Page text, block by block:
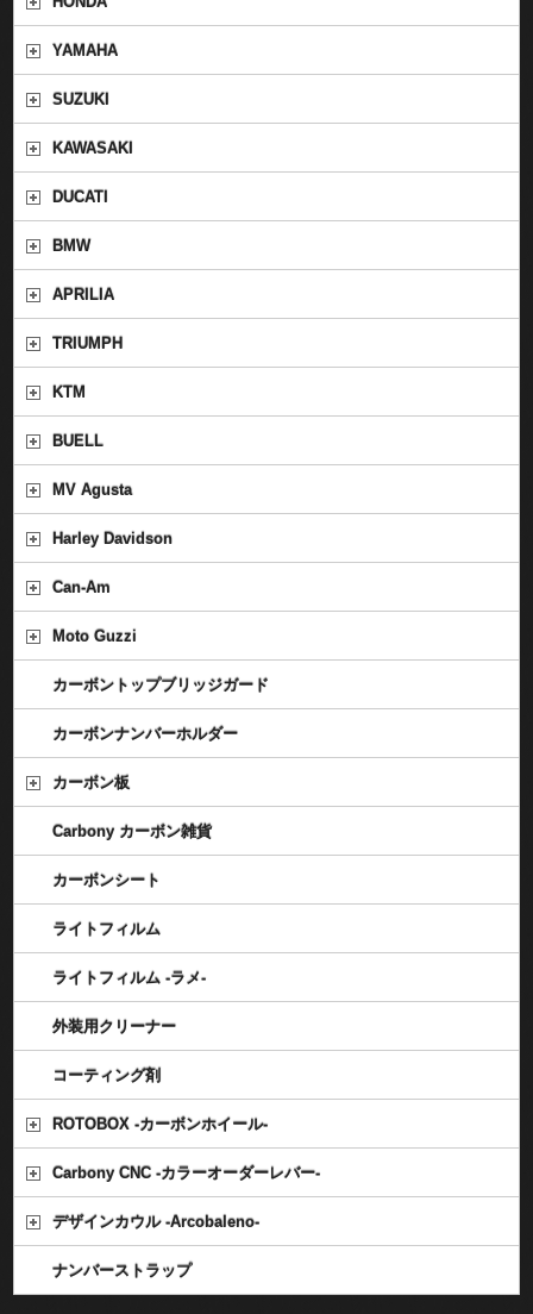
YAMAHA
SUZUKI
KAWASAKI
DUCATI
BMW
APRILIA
TRIUMPH
KTM
BUELL
MV Agusta
Harley Davidson
Can-Am
Moto Guzzi
カーボントップブリッジガード
カーボンナンバーホルダー
カーボン板
Carbony カーボン雑貨
カーボンシート
ライトフィルム
ライトフィルム -ラメ-
外装用クリーナー
コーティング剤
ROTOBOX -カーボンホイール-
Carbony CNC -カラーオーダーレバー-
デザインカウル -Arcobaleno-
ナンバーストラップ